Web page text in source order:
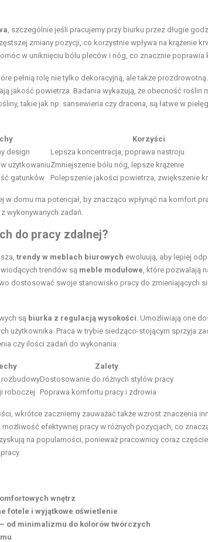
, szczególnie jeśli pracujemy przy biurku przez długie
zmiany pozycji, co korzystnie wpływa na krążenie
w uniknięciu bólu pleców i nóg, co znacznie poprawia
pełnią rolę nie tylko dekoracyjną, ale także
jakość powietrza. Badania wykazują, że obecność roślin
takie jak np. sansewieria czy dracena, są łatwe w
Korzyści
design
Lepsza koncentracja, poprawa nastroju
użytkowaniuZmniejszenie bólu nóg, lepsze krążenie
gatunków Polepszenie jakości powietrza, zwiększenie
domu ma potencjał, by znacząco wpłynąć na komfort
wykonywanych zadań.
do pracy zdalnej?
trendy w meblach biurowych ewoluują, aby lepiej
trendów są meble modułowe, które pozwalają
dostosować swoje stanowisko pracy do zmieniających
są biurka z regulacją wysokości. Umożliwiają one
użytkownika. Praca w trybie siedząco-stojącym sprzyja
czy ilości zadań do wykonania.
Zalety
rozbudowyDostosowanie do różnych stylów pracy
roboczej Poprawa komfortu pracy i zdrowia
wkrótce zaczniemy zauważać także wzrost znaczenia
możliwość efektywnej pracy w różnych pozycjach, co
na popularności, ponieważ pracownicy coraz
wnętrz
fotele i wyjątkowe oświetlenie
od minimalizmu do kolorów twórczych